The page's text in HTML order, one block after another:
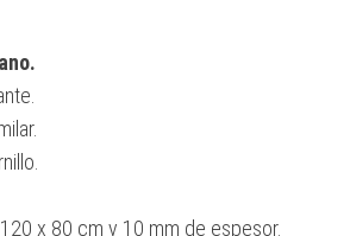
x 80 cm y 10 mm de espesor.